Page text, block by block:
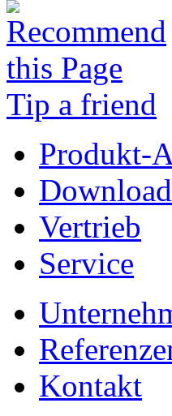
Tip a friend
Produkt-
Vertrieb
Service
Kontakt